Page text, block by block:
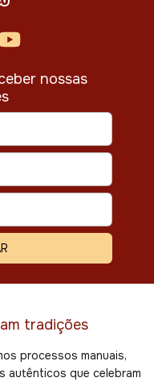
nossas
tradições
processos manuais,
autênticos que celebram